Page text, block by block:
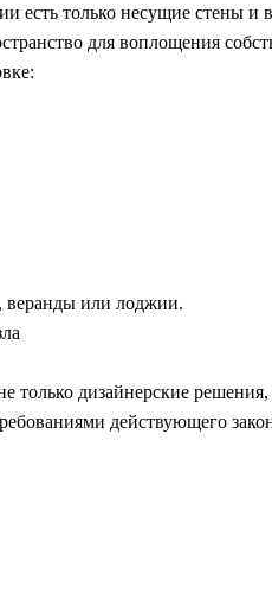
есть только несущие стены и
для воплощения
веранды или лоджии.
только дизайнерские решения,
действующего